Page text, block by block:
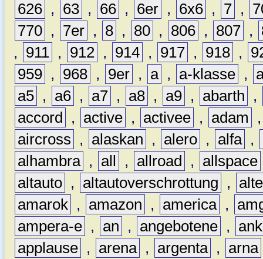
626 , 63 , 66 , 6er , 6x6 , 7 ,
770 , 7er , 8 , 80 , 806 , 807 ,
,
911 , 912 , 914 , 917 , 918 ,
959 , 968 , 9er , a , a-klasse ,
a5 , a6 , a7 , a8 , a9 , abarth
,
accord
, active , activee , adam
aircross
, alaskan , alero , alfa ,
alhambra , all , allroad , allspace
altauto , altautoverschrottung ,
amarok , amazon , america ,
ampera-e , an , angebotene ,
applause , arena , argenta , arna